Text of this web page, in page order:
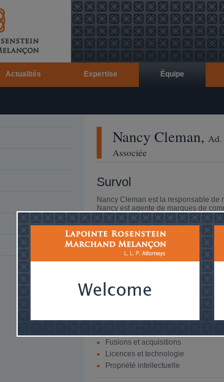
Actualités Expertise Équipe
Nancy Cleman, Ad.
Associée
Survol
Nancy Cleman est la responsable
Nancy est agente de marques de
fournit des conseils juridiques à une
principalement en matière de
technologies de l’information.
Nancy joue un rôle actif au sein de
Droit commercial
Fusions et acquisitions
Licences et technologie
Propriété intellectuelle